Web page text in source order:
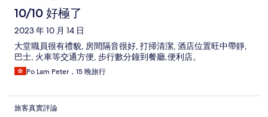
10/10 好極了
2023 年 10 月 14 日
大堂職員很有禮貌, 房間隔音很好, 打掃清潔, 酒店位置旺中帶靜,
巴士, 火車等交通方便, 步行數分鐘到餐廳,便利店。
Po Lam Peter，15 晚旅行
旅客真實評論